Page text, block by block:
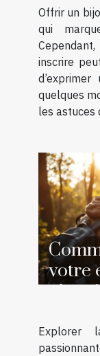
Offrir un
qui
inscrire
quelques
les astuces
votre
air
en
Explorer